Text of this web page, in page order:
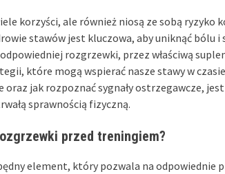
korzyści, ale również niosą ze sobą ryzyko
stawów jest kluczowa, aby uniknąć bólu
rozgrzewki, przez właściwą
które mogą wspierać nasze stawy w
jak rozpoznać sygnały ostrzegawcze,
sprawnością fizyczną.
przed treningiem?
element, który pozwala na odpowiednie